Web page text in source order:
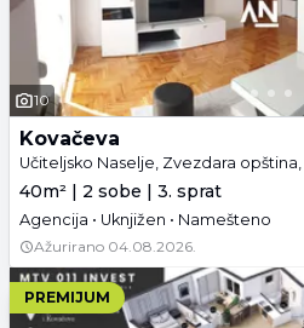
10
Kovačeva
40m² | 2 sobe | 3. sprat
Agencija • Uknjižen • Namešteno
Ažurirano 04.08.2026.
PREMIJUM